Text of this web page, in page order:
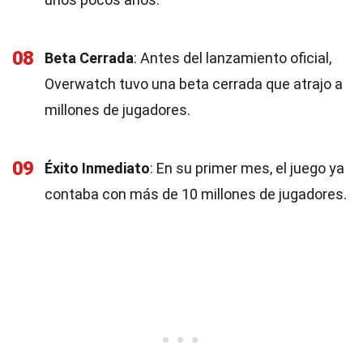
08 Beta Cerrada: Antes del lanzamiento oficial,
Overwatch tuvo una beta cerrada que atrajo a
millones de jugadores.
09 Éxito Inmediato: En su primer mes, el juego ya
contaba con más de 10 millones de jugadores.